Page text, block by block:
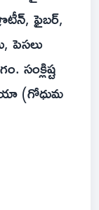
ఫైబర్,
పెసలు
(గోధుమ